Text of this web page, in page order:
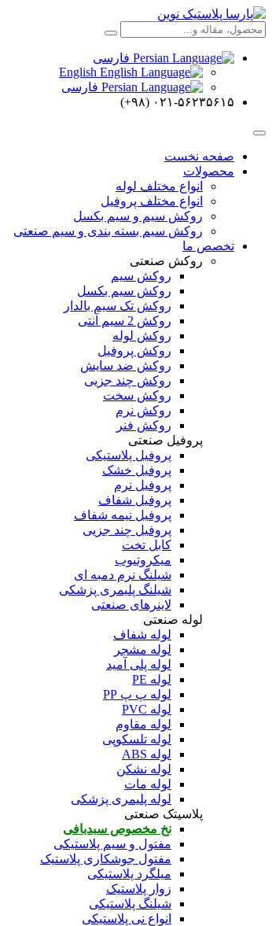
فارسی
فارسی
۰۲۱-۵۶۲۳۵۶۱۵ (۹۸+)
صفحه نخست
محصولات
انواع مختلف لوله
انواع مختلف پروفیل
روکش سیم و سیم بکسل
روکش سیم بسته بندی و سیم صنعتی
تخصص ما
روکش صنعتی
روکش سیم
روکش سیم بکسل
روکش تک سیم بالدار
روکش 2 سیم آنتی
روکش لوله
روکش پروفیل
روکش ضد سایش
روکش چند جزیی
روکش سخت
روکش نرم
روکش فنر
پروفیل صنعتی
پروفیل پلاستیکی
پروفیل خشک
پروفیل نرم
پروفیل شفاف
پروفیل نیمه شفاف
پروفیل چند جزیی
کابل تخت
میکروتیوب
شیلنگ نرم دمبه ای
شیلنگ پلیمری پزشکی
لاینرهای صنعتی
لوله صنعتی
لوله شفاف
لوله مشجر
لوله پلی آمید
لوله PE
لوله پ پ PP
لوله PVC
لوله مقاوم
لوله تلسکوپی
لوله ABS
لوله نشکن
لوله مات
لوله پلیمری پزشکی
پلاسیتک صنعتی
نخ مخصوص سبدبافی
مفتول و سیم پلاستیکی
مفتول جوشکاری پلاستیک
میلگرد پلاستیکی
زوار پلاستیک
شیلنگ پلاستیکی
انواع نی پلاستیکی